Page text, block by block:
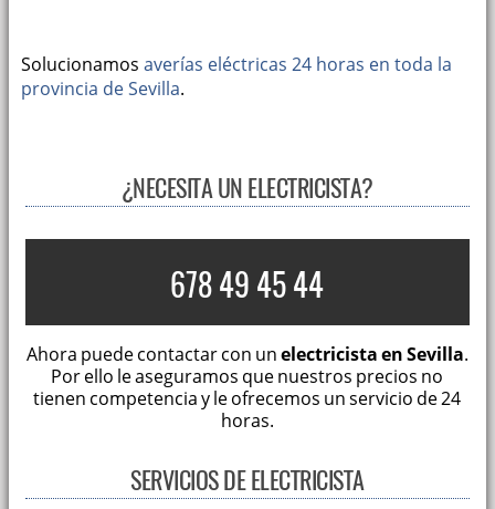
Solucionamos averías eléctricas 24 horas en toda la
provincia de Sevilla.
¿NECESITA UN ELECTRICISTA?
678 49 45 44
Ahora puede contactar con unelectricista en Sevilla.
Por ello le aseguramos que nuestros precios no
tienen competencia y le ofrecemos un servicio de 24
horas.
SERVICIOS DE ELECTRICISTA